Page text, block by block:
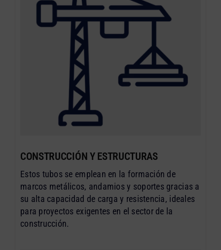
CONSTRUCCIÓN Y ESTRUCTURAS
Estos tubos se emplean en la formación de
marcos metálicos, andamios y soportes gracias a
su alta capacidad de carga y resistencia, ideales
para proyectos exigentes en el sector de la
construcción.